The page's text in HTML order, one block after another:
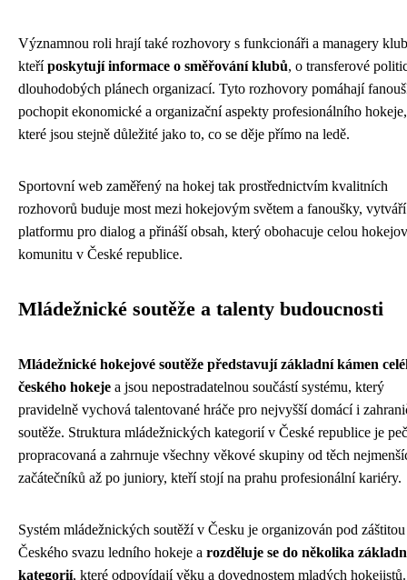
Významnou roli hrají také rozhovory s funkcionáři a managery
kteříposkytují informace o směřování klubů, o transferové
dlouhodobých plánech organizací. Tyto rozhovory pomáhají
pochopit ekonomické a organizační aspekty profesionálního hokeje,
které jsou stejně důležité jako to, co se děje přímo na ledě.
Sportovní web zaměřený na hokej tak prostřednictvím kvalitních
rozhovorů buduje most mezi hokejovým světem a fanoušky, vytváří
platformu pro dialog a přináší obsah, který obohacuje celou
komunitu v České republice.
Mládežnické soutěže a talenty budoucnosti
Mládežnické hokejové soutěže představují základní kámen
českého hokeje a jsou nepostradatelnou součástí systému, který
pravidelně vychová talentované hráče pro nejvyšší domácí i
soutěže. Struktura mládežnických kategorií v České republice je
propracovaná a zahrnuje všechny věkové skupiny od těch
začátečníků až po juniory, kteří stojí na prahu profesionální kariéry.
Systém mládežnických soutěží v Česku je organizován pod záštitou
Českého svazu ledního hokeje a rozděluje se do několika
kategorií, které odpovídají věku a dovednostem mladých hokejistů.